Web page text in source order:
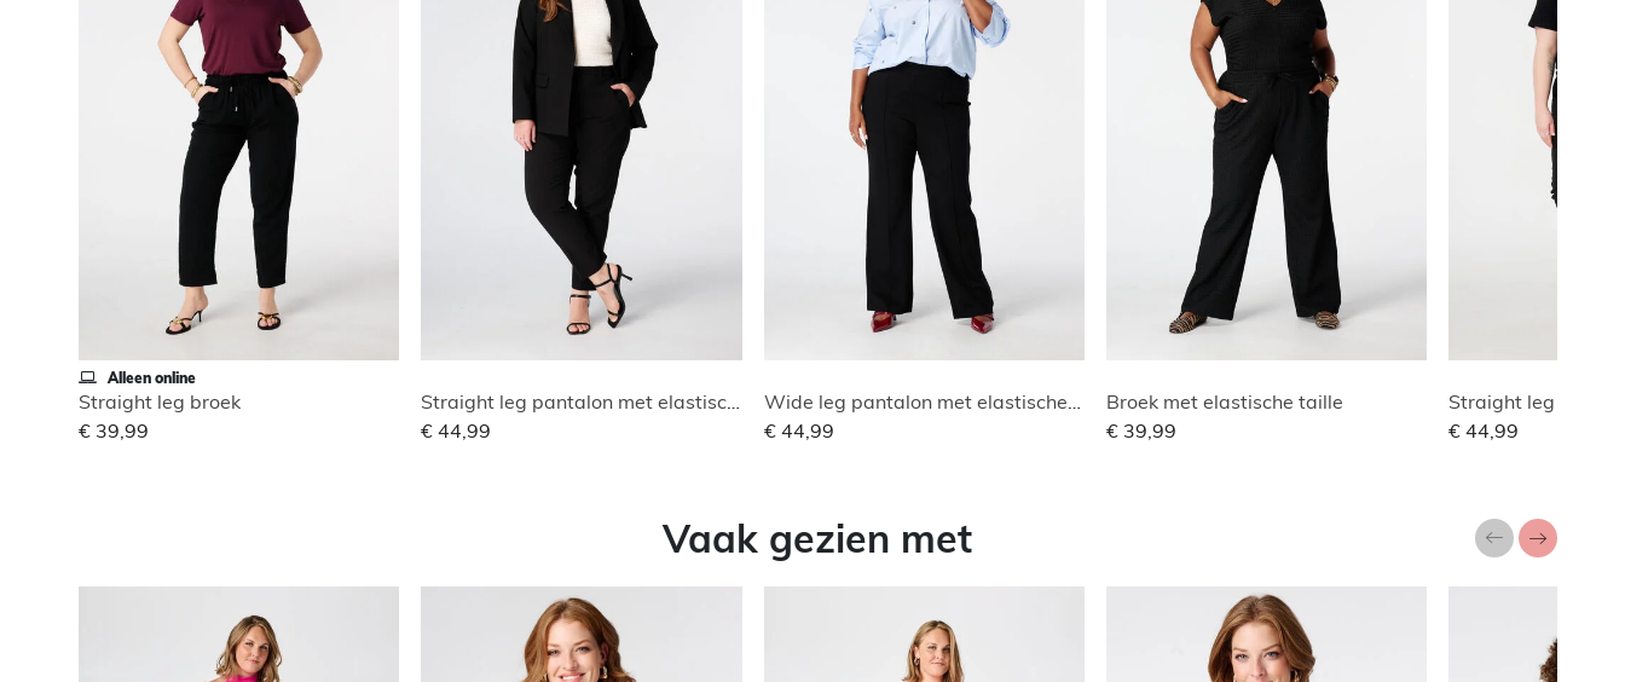
Alleen online
Straight leg broek
€ 39,99
Straight leg pantalon met elastische taille
€ 44,99
Wide leg pantalon met elastische taille
€ 44,99
Broek met elastische taille
€ 39,99
€ 44,99
Vaak gezien met